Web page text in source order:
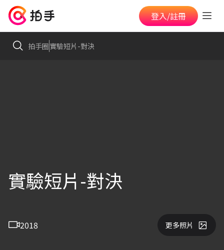
登入/註冊
拍手圈實驗短片-對決
實驗短片-對決
2018 更多照片